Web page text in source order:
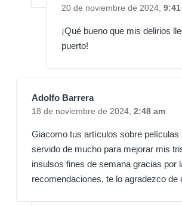
20 de noviembre de 2024,
¡Qué bueno que mis delirios
puerto!
Adolfo Barrera
18 de noviembre de 2024, 2:48 am
Giacomo tus artículos sobre películas
servido de mucho para mejorar mis
insulsos fines de semana gracias por
recomendaciones, te lo agradezco de